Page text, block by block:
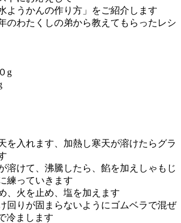
ようかんの作り方」をご紹介します
のわたくしの弟から教えてもらったレシ
g
を入れます、加熱し寒天が溶けたらグラ
溶けて、沸騰したら、餡を加えしゃもじ
練っていきます
、火を止め、塩を加えます
回りが固まらないようにゴムベラで混ぜ
冷まします